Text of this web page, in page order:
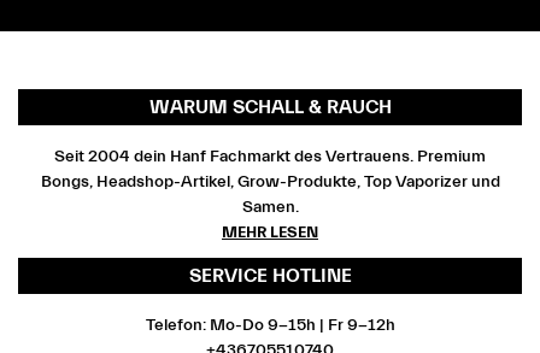
WARUM SCHALL & RAUCH
Seit 2004 dein Hanf Fachmarkt des Vertrauens. Premium
Bongs, Headshop-Artikel, Grow-Produkte, Top Vaporizer und
Samen.
MEHR LESEN
SERVICE HOTLINE
Telefon: Mo-Do 9-15h | Fr 9-12h